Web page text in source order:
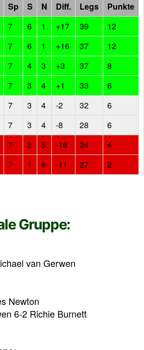
Sp S N Diff. Legs
Punkte
7 6 1 +17 39
12
7 6 1 +16 37
12
7 4 3 +3 37
8
7 3 4 +1 33
6
7 3 4 -2 32
6
7 3 4 -8 28
6
7 2 5 -16 24
4
7 1 6 -11 27 2
Gruppe:
van Gerwen
Newton
6-2 Richie Burnett